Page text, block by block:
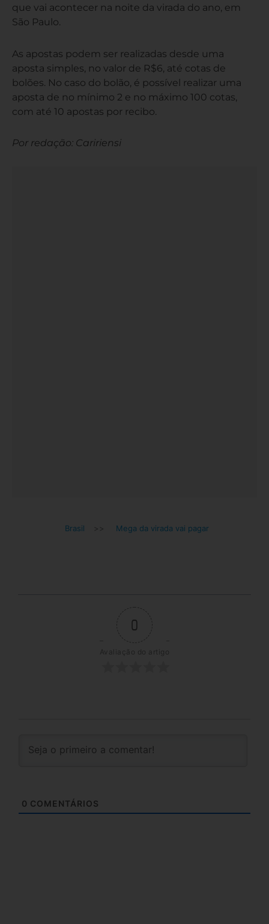
que vai acontecer na noite da virada do ano, em
São Paulo.
As apostas podem ser realizadas desde uma
aposta simples, no valor de R$6, até cotas de
bolões. No caso do bolão, é possível realizar uma
aposta de no mínimo 2 e no máximo 100 cotas,
com até 10 apostas por recibo.
Por redação: Caririensi
Brasil >> Mega da virada vai pagar
0
Avaliação do artigo
0 COMENTÁRIOS